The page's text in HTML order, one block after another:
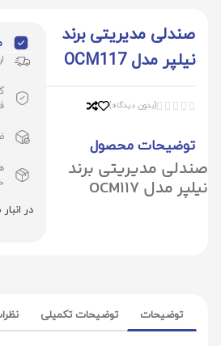
صندلی مدیریتی برند
نیلپر مدل OCM117




(بدون دیدگاه)
توضیحات محصول
صندلی مدیریتی برند
نیلپر مدل OCM117
در
توضیحات توضیحات تکمیلی